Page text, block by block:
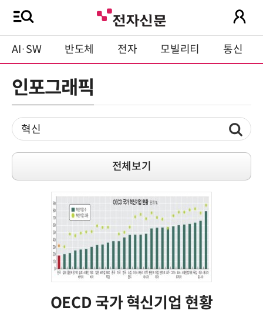
AI·SW 반도체 전자 모빌리티 통신
인포그래픽
전체보기
OECD 국가 혁신기업 현황